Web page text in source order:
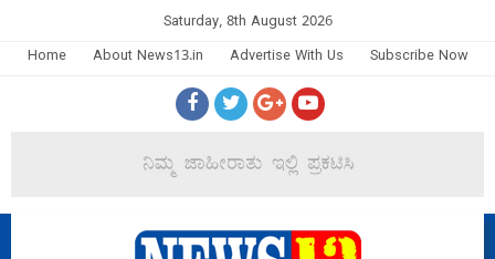
Saturday, 8th August 2026
Home
About News13.in Advertise With Us Subscribe Now